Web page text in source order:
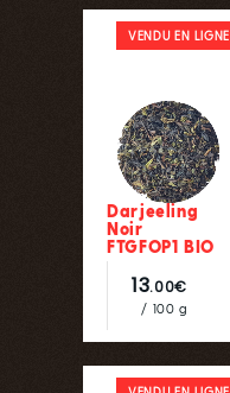
VENDU EN LIGNE
Darjeeling
Noir
FTGFOP1 BIO
13.00€
/ 100 g